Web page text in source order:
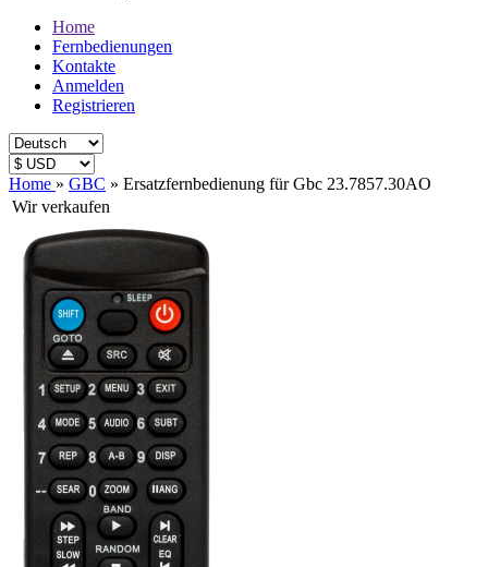
Home
Fernbedienungen
Kontakte
Anmelden
Registrieren
Home » GBC » Ersatzfernbedienung für Gbc 23.7857.30AO
Wir verkaufen